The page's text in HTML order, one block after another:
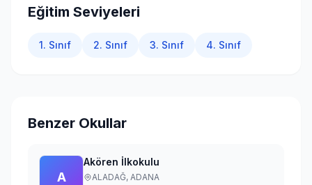
Eğitim Seviyeleri
1. Sınıf 2. Sınıf 3. Sınıf 4. Sınıf
Benzer Okullar
A
Akören İlkokulu
ALADAĞ, ADANA